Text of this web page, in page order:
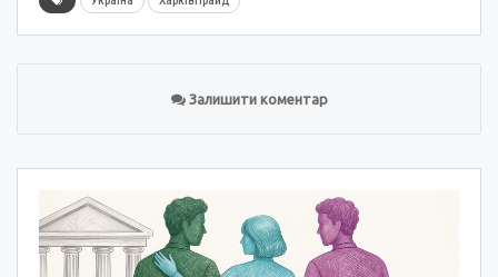
Залишити коментар